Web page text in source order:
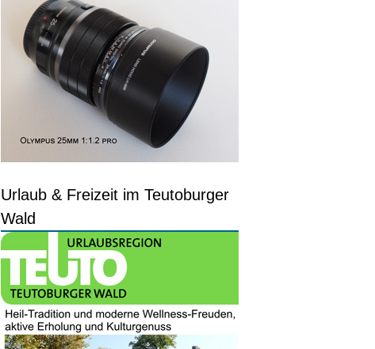
Urlaub & Freizeit im Teutoburger
Wald